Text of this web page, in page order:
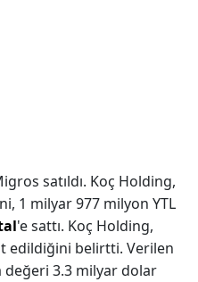
satıldı. Koç Holding,
1 milyar 977 milyon YTL
'e sattı. Koç Holding,
edildiğini belirtti. Verilen
3.3 milyar dolar